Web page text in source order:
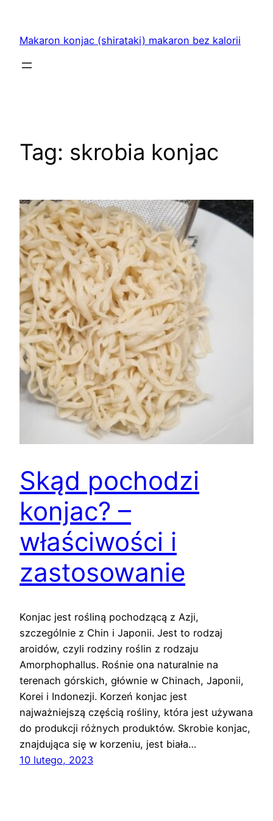
treściMakaron konjac (shirataki) makaron bez kalorii
Tag: skrobia konjac
Skąd pochodzi
konjac? –
właściwości i
zastosowanie
Konjac jest rośliną pochodzącą z Azji,
szczególnie z Chin i Japonii. Jest to rodzaj
aroidów, czyli rodziny roślin z rodzaju
Amorphophallus. Rośnie ona naturalnie na
terenach górskich, głównie w Chinach, Japonii,
Korei i Indonezji. Korzeń konjac jest
najważniejszą częścią rośliny, która jest używana
do produkcji różnych produktów. Skrobie konjac,
znajdująca się w korzeniu, jest biała…
10 lutego, 2023